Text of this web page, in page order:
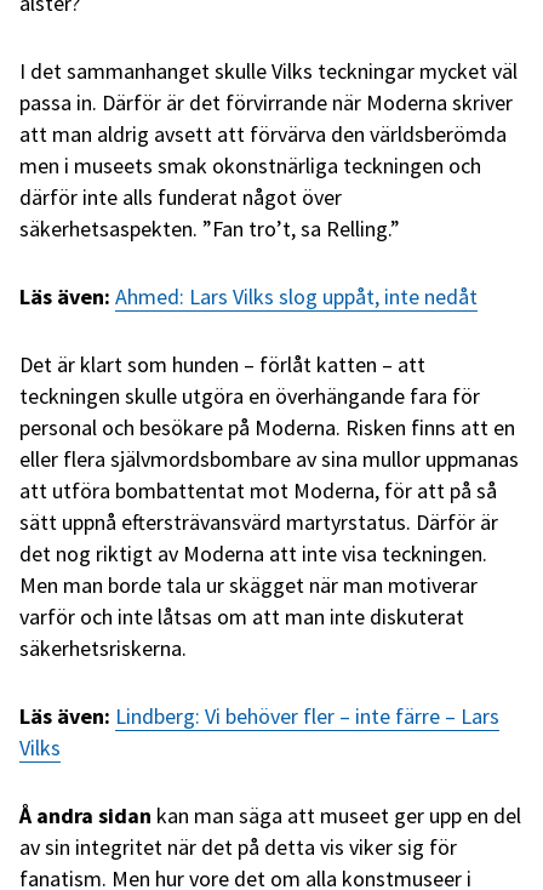
I det sammanhanget skulle Vilks teckningar mycket väl
passa in. Därför är det förvirrande när Moderna skriver
att man aldrig avsett att förvärva den världsberömda
men i museets smak okonstnärliga teckningen och
därför inte alls funderat något över
säkerhetsaspekten. ”Fan tro’t, sa Relling.”
Läs även: Ahmed: Lars Vilks slog uppåt, inte nedåt
Det är klart som hunden – förlåt katten – att
teckningen skulle utgöra en överhängande fara för
personal och besökare på Moderna. Risken finns att en
eller flera självmordsbombare av sina mullor uppmanas
att utföra bombattentat mot Moderna, för att på så
sätt uppnå eftersträvansvärd martyrstatus. Därför är
det nog riktigt av Moderna att inte visa teckningen.
Men man borde tala ur skägget när man motiverar
varför och inte låtsas om att man inte diskuterat
säkerhetsriskerna.
Läs även: Lindberg: Vi behöver fler – inte färre – Lars
Vilks
Å andra sidan kan man säga att museet ger upp en del
av sin integritet när det på detta vis viker sig för
fanatism. Men hur vore det om alla konstmuseer i